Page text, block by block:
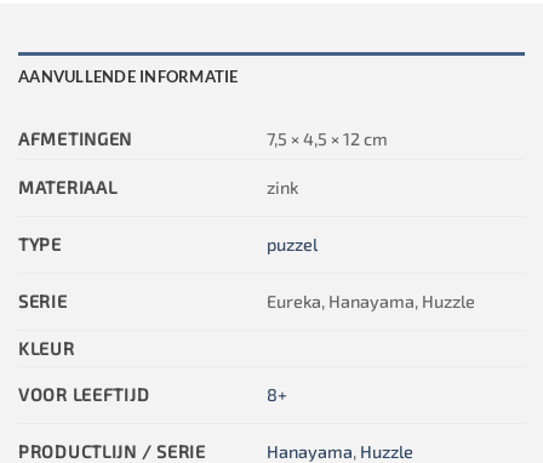
AANVULLENDE INFORMATIE
AFMETINGEN 7,5 × 4,5 × 12 cm
MATERIAAL zink
TYPE puzzel
SERIE Eureka, Hanayama, Huzzle
KLEUR
VOOR LEEFTIJD 8+
PRODUCTLIJN / SERIE Hanayama, Huzzle